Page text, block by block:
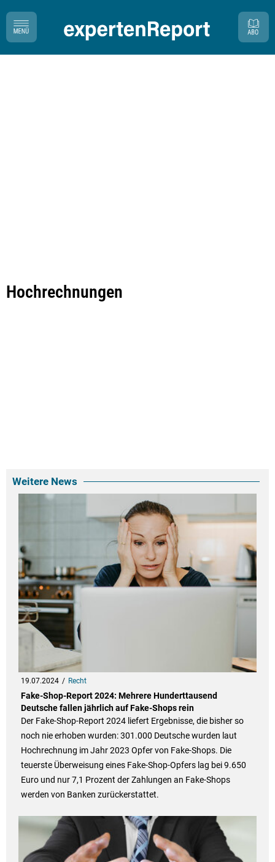
Hochrechnungen
Weitere News
19.07.2024 Recht
Fake-Shop-Report 2024: Mehrere Hunderttausend
Deutsche fallen jährlich auf Fake-Shops rein
Der Fake-Shop-Report 2024 liefert Ergebnisse, die bisher so
noch nie erhoben wurden: 301.000 Deutsche wurden laut
Hochrechnung im Jahr 2023 Opfer von Fake-Shops. Die
teuerste Überweisung eines Fake-Shop-Opfers lag bei 9.650
Euro und nur 7,1 Prozent der Zahlungen an Fake-Shops
werden von Banken zurückerstattet.